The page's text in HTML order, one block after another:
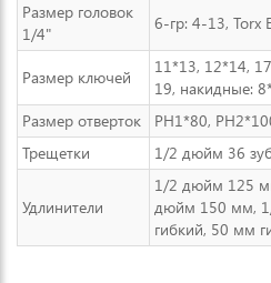
Размер головок
1/4"
6-гр: 4-13, Torx
Размер ключей
11*13, 12*14,
19, накидные:
Размер отверток
PH1*80,
Трещетки
1/2 дюйм 36
Удлинители
1/2 дюйм 125
дюйм 150 мм,
гибкий, 50 мм